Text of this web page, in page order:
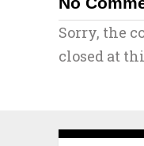
Sorry, the
closed at